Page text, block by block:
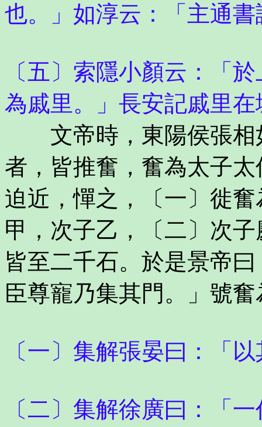
也。」如淳云：「主通
〔五〕索隱小顏云：「
為戚里。」長安記戚里在
文帝時，東陽侯張相
者，皆推奮，奮為太子
迫近，憚之，〔一〕徙
甲，次子乙，〔二〕次
皆至二千石。於是景帝
臣尊寵乃集其門。」號
〔一〕集解張晏曰：「
〔二〕集解徐廣曰：「